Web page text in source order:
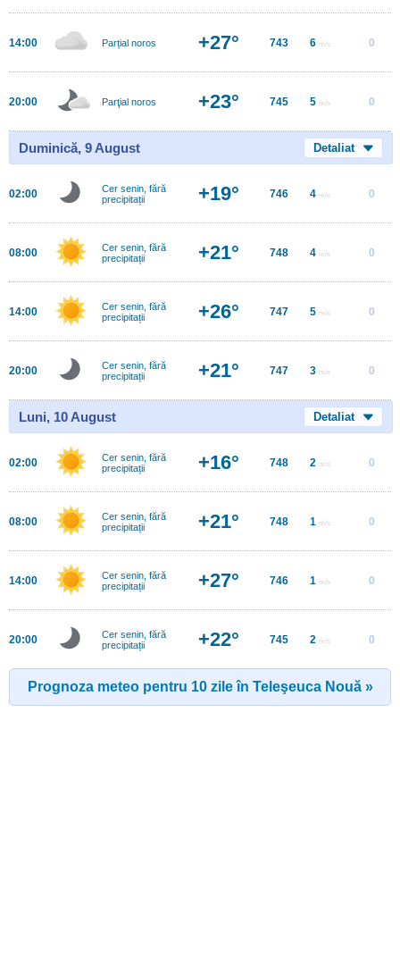
14:00 Parțial noros +27° 743 6 m/s 0
20:00 Parţial noros +23° 745 5 m/s 0
Duminică, 9 August Detaliat
02:00
Cer senin, fără
precipitații
+19° 746 4 m/s 0
08:00
Cer senin, fără
precipitații
+21° 748 4 m/s 0
14:00
Cer senin, fără
precipitații
+26° 747 5 m/s 0
20:00
Cer senin, fără
precipitații
+21° 747 3 m/s 0
Luni, 10 August Detaliat
02:00
Cer senin, fără
precipitații
+16° 748 2 m/s 0
08:00
Cer senin, fără
precipitații
+21° 748 1 m/s 0
14:00
Cer senin, fără
precipitații
+27° 746 1 m/s 0
20:00
Cer senin, fără
precipitații
+22° 745 2 m/s 0
Prognoza meteo pentru 10 zile în Teleşeuca Nouă »